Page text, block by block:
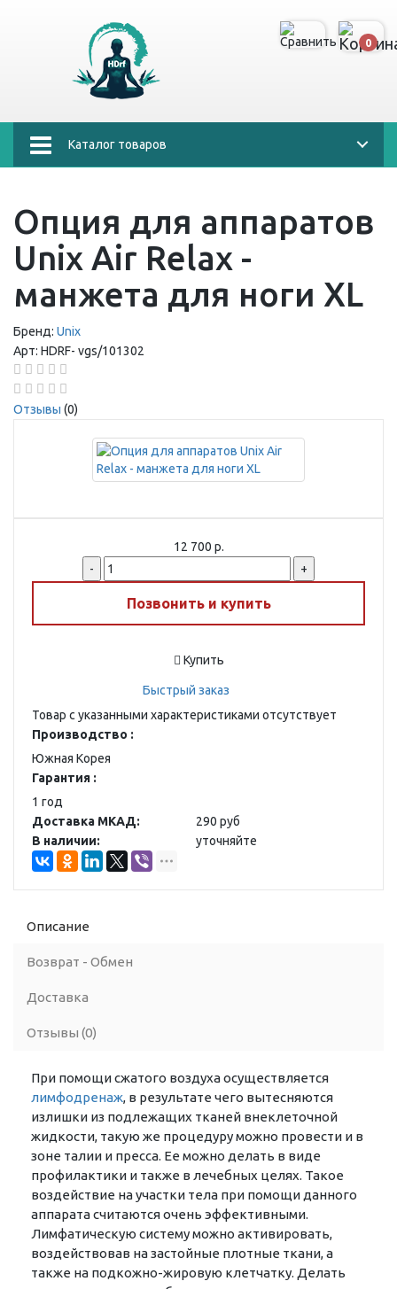
0
Каталог товаров
Опция для аппаратов
Unix Air Relax -
манжета для ноги XL
Бренд: Unix
Арт: HDRF- vgs/101302
Отзывы (0)
12 700 р.
-
+
Позвонить и купить
Купить
Быстрый заказ
Товар с указанными характеристиками отсутствует
Производство :
Южная Корея
Гарантия :
1 год
Доставка МКАД:
290 руб
В наличии:
уточняйте
Описание
Возврат - Обмен
Доставка
Отзывы (0)
При помощи сжатого воздуха осуществляется
лимфодренаж, в результате чего вытесняются
излишки из подлежащих тканей внеклеточной
жидкости, такую же процедуру можно провести и в
зоне талии и пресса. Ее можно делать в виде
профилактики и также в лечебных целях. Такое
воздействие на участки тела при помощи данного
аппарата считаются очень эффективными.
Лимфатическую систему можно активировать,
воздействовав на застойные плотные ткани, а
также на подкожно-жировую клетчатку. Делать